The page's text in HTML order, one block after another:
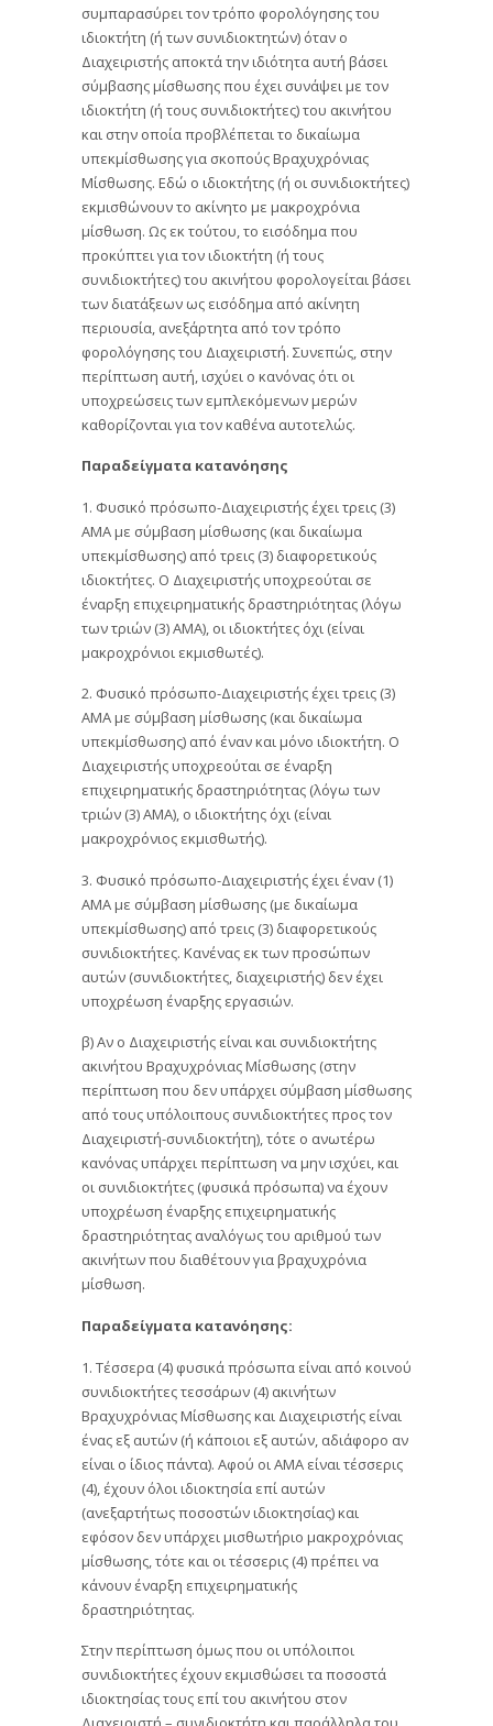
συμπαρασύρει τον τρόπο φορολόγησης του
ιδιοκτήτη (ή των συνιδιοκτητών) όταν ο
Διαχειριστής αποκτά την ιδιότητα αυτή βάσει
σύμβασης μίσθωσης που έχει συνάψει με τον
ιδιοκτήτη (ή τους συνιδιοκτήτες) του ακινήτου
και στην οποία προβλέπεται το δικαίωμα
υπεκμίσθωσης για σκοπούς Βραχυχρόνιας
Μίσθωσης. Εδώ ο ιδιοκτήτης (ή οι συνιδιοκτήτες)
εκμισθώνουν το ακίνητο με μακροχρόνια
μίσθωση. Ως εκ τούτου, το εισόδημα που
προκύπτει για τον ιδιοκτήτη (ή τους
συνιδιοκτήτες) του ακινήτου φορολογείται βάσει
των διατάξεων ως εισόδημα από ακίνητη
περιουσία, ανεξάρτητα από τον τρόπο
φορολόγησης του Διαχειριστή. Συνεπώς, στην
περίπτωση αυτή, ισχύει ο κανόνας ότι οι
υποχρεώσεις των εμπλεκόμενων μερών
καθορίζονται για τον καθένα αυτοτελώς.
Παραδείγματα κατανόησης
1. Φυσικό πρόσωπο-Διαχειριστής έχει τρεις (3)
ΑΜΑ με σύμβαση μίσθωσης (και δικαίωμα
υπεκμίσθωσης) από τρεις (3) διαφορετικούς
ιδιοκτήτες. Ο Διαχειριστής υποχρεούται σε
έναρξη επιχειρηματικής δραστηριότητας (λόγω
των τριών (3) ΑΜΑ), οι ιδιοκτήτες όχι (είναι
μακροχρόνιοι εκμισθωτές).
2. Φυσικό πρόσωπο-Διαχειριστής έχει τρεις (3)
ΑΜΑ με σύμβαση μίσθωσης (και δικαίωμα
υπεκμίσθωσης) από έναν και μόνο ιδιοκτήτη. Ο
Διαχειριστής υποχρεούται σε έναρξη
επιχειρηματικής δραστηριότητας (λόγω των
τριών (3) ΑΜΑ), ο ιδιοκτήτης όχι (είναι
μακροχρόνιος εκμισθωτής).
3. Φυσικό πρόσωπο-Διαχειριστής έχει έναν (1)
ΑΜΑ με σύμβαση μίσθωσης (με δικαίωμα
υπεκμίσθωσης) από τρεις (3) διαφορετικούς
συνιδιοκτήτες. Κανένας εκ των προσώπων
αυτών (συνιδιοκτήτες, διαχειριστής) δεν έχει
υποχρέωση έναρξης εργασιών.
β) Αν ο Διαχειριστής είναι και συνιδιοκτήτης
ακινήτου Βραχυχρόνιας Μίσθωσης (στην
περίπτωση που δεν υπάρχει σύμβαση μίσθωσης
από τους υπόλοιπους συνιδιοκτήτες προς τον
Διαχειριστή-συνιδιοκτήτη), τότε ο ανωτέρω
κανόνας υπάρχει περίπτωση να μην ισχύει, και
οι συνιδιοκτήτες (φυσικά πρόσωπα) να έχουν
υποχρέωση έναρξης επιχειρηματικής
δραστηριότητας αναλόγως του αριθμού των
ακινήτων που διαθέτουν για βραχυχρόνια
μίσθωση.
Παραδείγματα κατανόησης:
1. Τέσσερα (4) φυσικά πρόσωπα είναι από κοινού
συνιδιοκτήτες τεσσάρων (4) ακινήτων
Βραχυχρόνιας Μίσθωσης και Διαχειριστής είναι
ένας εξ αυτών (ή κάποιοι εξ αυτών, αδιάφορο αν
είναι ο ίδιος πάντα). Αφού οι ΑΜΑ είναι τέσσερις
(4), έχουν όλοι ιδιοκτησία επί αυτών
(ανεξαρτήτως ποσοστών ιδιοκτησίας) και
εφόσον δεν υπάρχει μισθωτήριο μακροχρόνιας
μίσθωσης, τότε και οι τέσσερις (4) πρέπει να
κάνουν έναρξη επιχειρηματικής
δραστηριότητας.
Στην περίπτωση όμως που οι υπόλοιποι
συνιδιοκτήτες έχουν εκμισθώσει τα ποσοστά
ιδιοκτησίας τους επί του ακινήτου στον
Διαχειριστή – συνιδιοκτήτη και παράλληλα του